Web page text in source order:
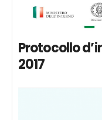
Protocollo
2017